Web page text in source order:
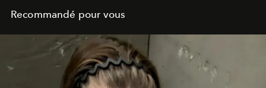
Recommandé pour vous